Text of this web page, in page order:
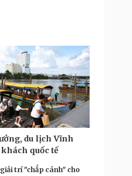
Giá cà phê
Công nghệ
Sành điệu
Tin Công nghệ
Trải nghiệm
Chuyển đổi số
Podcast
Câu chuyện thời sự
Đọc truyện đêm khuya
du lịch Vĩnh
quốc tế
trí "chắp cánh" cho